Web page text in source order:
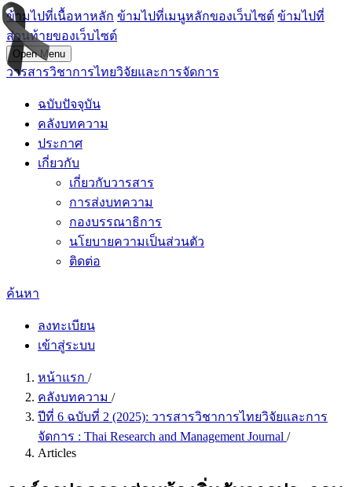
ข้ามไปที่เนื้อหาหลัก ข้ามไปที่เมนูหลักของเว็บไซต์ ข้ามไปที่
ส่วนท้ายของเว็บไซต์
Open Menu
วารสารวิชาการไทยวิจัยและการจัดการ
ฉบับปัจจุบัน
คลังบทความ
ประกาศ
เกี่ยวกับ
เกี่ยวกับวารสาร
การส่งบทความ
กองบรรณาธิการ
นโยบายความเป็นส่วนตัว
ติดต่อ
ค้นหา
ลงทะเบียน
เข้าสู่ระบบ
หน้าแรก /
คลังบทความ /
ปีที่ 6 ฉบับที่ 2 (2025): วารสารวิชาการไทยวิจัยและการ
จัดการ : Thai Research and Management Journal /
Articles